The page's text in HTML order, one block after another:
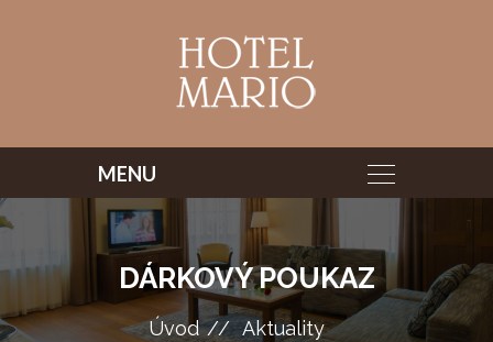
DÁRKOVÝ POUKAZ
Úvod Aktuality